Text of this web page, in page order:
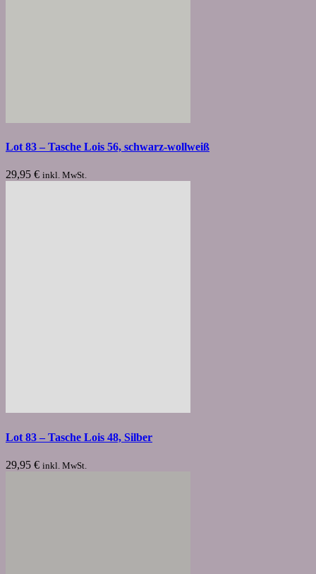
Lot 83 – Tasche Lois 56, schwarz-wollweiß
29,95 € inkl. MwSt.
Lot 83 – Tasche Lois 48, Silber
29,95 € inkl. MwSt.